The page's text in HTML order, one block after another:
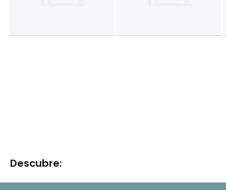
Descubre: